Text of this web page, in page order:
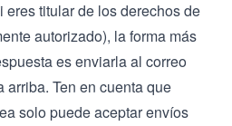
eres titular de los derechos de
autorizado), la forma más
es enviarla al correo
Ten en cuenta que
solo puede aceptar envíos